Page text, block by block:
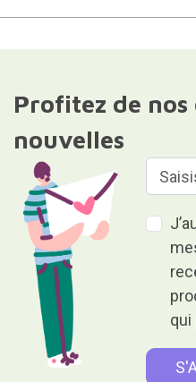
Profitez de
nouvelles
qui